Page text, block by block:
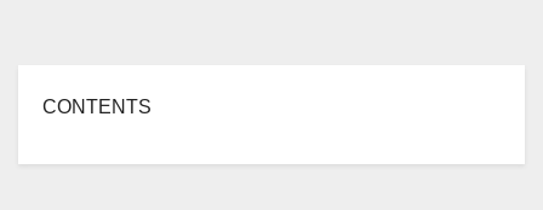
CONTENTS